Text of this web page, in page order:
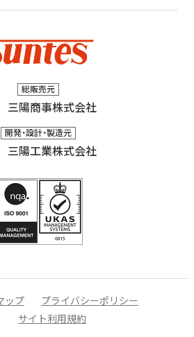
総販売元
三陽商事株式会社
開発・設計・製造元
三陽工業株式会社
ップ
プライバシーポリシー
サイト利用規約